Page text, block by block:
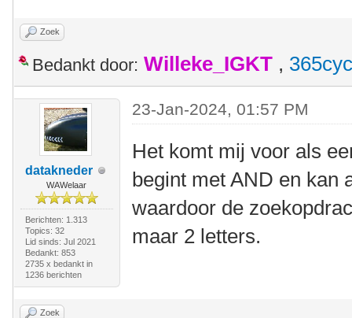
Zoek
Bedankt door: Willeke_IGKT ,
datakneder
WAWelaar
Berichten: 1.313
Topics: 32
Lid sinds: Jul 2021
Bedankt: 853
2735 x bedankt in
1236 berichten
23-Jan-2024, 01:57 PM
Het komt mij voor als
begint met AND en kan
waardoor de
maar 2 letters.
Zoek